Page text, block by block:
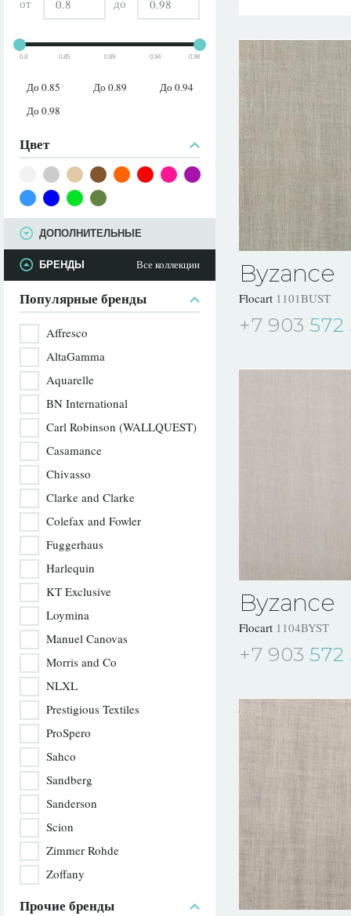
от до
0.8 0.85 0.89 0.94 0.98
До 0.85 До 0.89
До 0.94
До 0.98
Цвет
ДОПОЛНИТЕЛЬНЫЕ
БРЕНДЫ
Популярные бренды
Affresco
AltaGamma
Aquarelle
BN International
Carl Robinson (WALLQUEST)
Casamance
Chivasso
Clarke and Clarke
Colefax and Fowler
Fuggerhaus
Harlequin
KT Exclusive
Loymina
Manuel Canovas
Morris and Co
NLXL
Prestigious Textiles
ProSpero
Sahco
Sandberg
Sanderson
Scion
Zimmer Rohde
Zoffany
Прочие бренды
Все коллекции Byzance
Flocart 1101BUST
+7 903 572
Byzance
Flocart 1104BYST
+7 903 572